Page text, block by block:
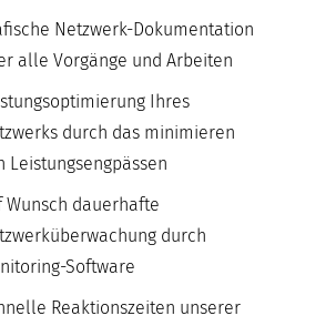
Netzwerk-Dokumentation
alle Vorgänge und Arbeiten
Ihres
durch das minimieren
Leistungsengpässen
Wunsch dauerhafte
durch
Software
Reaktionszeiten unserer